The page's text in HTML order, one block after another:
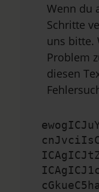
Wenn du
Schritte
uns bitte.
Problem
diesen